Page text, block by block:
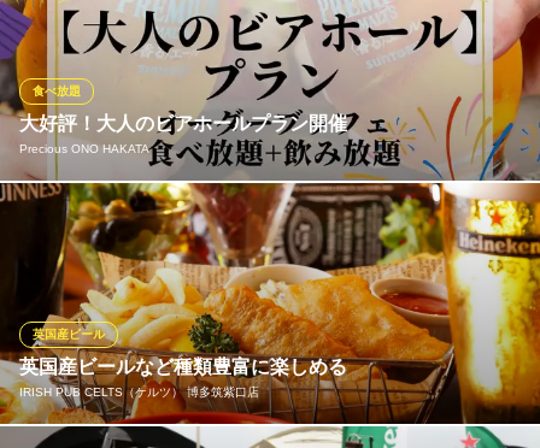
大好評！大人のビアホールプラン開催
Precious ONO HAKATA
食べ放題
開業15周年記念『大人のビアホール THE×New China』！目玉は
九州ご当地振る舞い酒15種と、自分で作る体験型ドリンクの夏屋
台空間。夏野菜の彩り黒酢酢豚など旬の本格中華を、出来立て
熱々フルオーダー制食べ放題でお届けします。納涼会や暑気払い
など、夏の各種ご宴会にぜひ！ご家族連れに嬉しい子供料金もご
ざいます。
Precious ONO HAKATA
創作中華ヌーベルシノワ
英国産ビールなど種類豊富に楽しめる
IRISH PUB CELTS（ケルツ） 博多筑紫口店
英国産ビール